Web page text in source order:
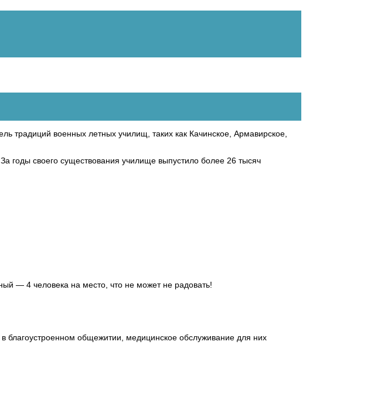
традиций военных летных училищ, таких как Качинское, Армавирское,
годы своего существования училище выпустило более 26 тысяч
— 4 человека на место, что не может не радовать!
благоустроенном общежитии, медицинское обслуживание для них